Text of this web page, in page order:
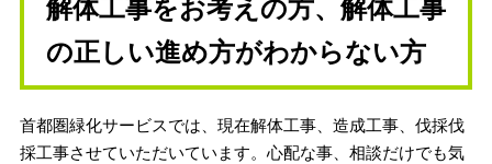
解体工事をお考えの方、解体工事
の正しい進め方がわからない方
首都圏緑化サービスでは、現在解体工事、造成工事、伐採伐
採工事させていただいています。 心配な事、相談だけでも気